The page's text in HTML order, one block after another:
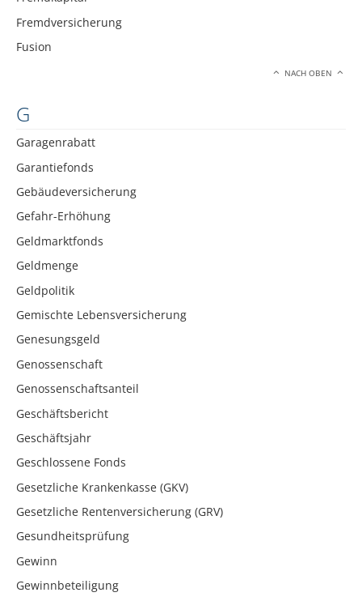
Fremdversicherung
Fusion
NACH OBEN
G
Garagenrabatt
Garantiefonds
Gebäudeversicherung
Gefahr-Erhöhung
Geldmarktfonds
Geldmenge
Geldpolitik
Gemischte Lebensversicherung
Genesungsgeld
Genossenschaft
Genossenschaftsanteil
Geschäftsbericht
Geschäftsjahr
Geschlossene Fonds
Gesetzliche Krankenkasse (GKV)
Gesetzliche Rentenversicherung (GRV)
Gesundheitsprüfung
Gewinn
Gewinnbeteiligung